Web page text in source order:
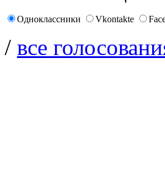
Одноклассники Vkontakte
/ все